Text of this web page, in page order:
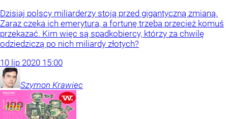
Dzisiaj polscy miliarderzy stoją przed gigantyczną zmianą.
Zaraz czeka ich emerytura, a fortunę trzeba przecież komuś
przekazać. Kim więc są spadkobiercy, którzy za chwilę
odziedziczą po nich miliardy złotych?
10 lip 2020 15:00
Szymon Krawiec